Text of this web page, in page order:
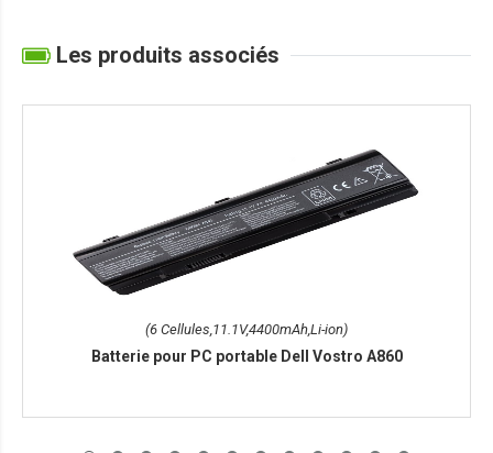
Les produits associés
(6 Cellules,11.1V,4400mAh,Li-ion)
Batterie pour PC portable Dell Vostro A860